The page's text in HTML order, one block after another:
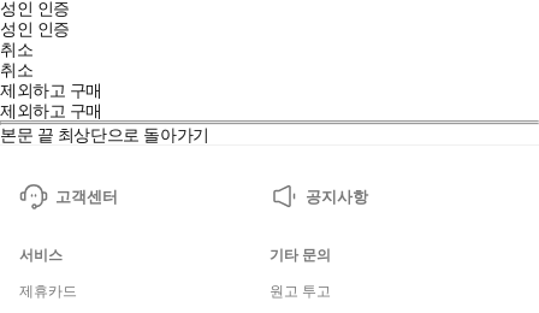
성인 인증
성인 인증
취소
취소
제외하고 구매
제외하고 구매
본문 끝 최상단으로 돌아가기
고객센터 공지사항
서비스
제휴카드
기타 문의
원고 투고